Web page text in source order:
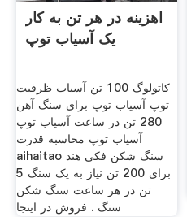
اهزینه در هر تن به کار
یک آسیاب توپ
کاتولوگ 100 تن آسیاب ظرفیت
توپ آسیاب توپ برای سنگ آهن
280 تن در ساعت آسیاب توپ
آسیاب توپ محاسبه قدرت
aihaitao سنگ شکن فکی هند
برای 200 تن نیاز به یک سنگ 5
تن در هر ساعت سنگ شکن
سنگ . فروش در اینجا